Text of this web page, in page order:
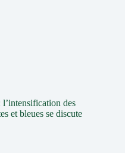
des
et bleues se discute